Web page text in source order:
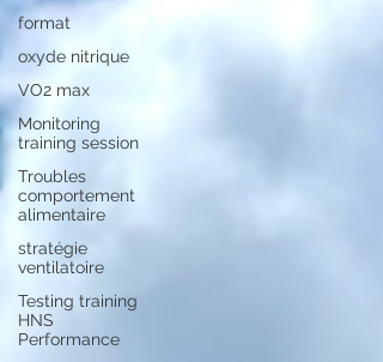
format
oxyde nitrique
VO2 max
Monitoring
training session
Troubles
comportement
alimentaire
stratégie
ventilatoire
Testing training
HNS
Performance